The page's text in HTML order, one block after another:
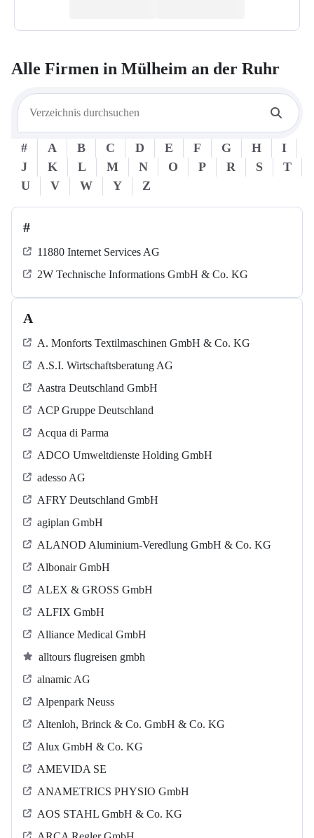
Alle Firmen in Mülheim an der Ruhr
# A B C D E F G H
I
J
K L M N O P R S
T
U
V W Y Z
#
11880 Internet Services AG
2W Technische Informations GmbH & Co. KG
A
A. Monforts Textilmaschinen GmbH & Co. KG
A.S.I. Wirtschaftsberatung AG
Aastra Deutschland GmbH
ACP Gruppe Deutschland
Acqua di Parma
ADCO Umweltdienste Holding GmbH
adesso AG
AFRY Deutschland GmbH
agiplan GmbH
ALANOD Aluminium-Veredlung GmbH & Co. KG
Albonair GmbH
ALEX & GROSS GmbH
ALFIX GmbH
Alliance Medical GmbH
alltours flugreisen gmbh
alnamic AG
Alpenpark Neuss
Altenloh, Brinck & Co. GmbH & Co. KG
Alux GmbH & Co. KG
AMEVIDA SE
ANAMETRICS PHYSIO GmbH
AOS STAHL GmbH & Co. KG